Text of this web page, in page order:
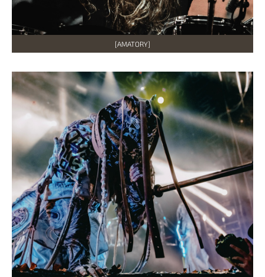
[AMATORY]